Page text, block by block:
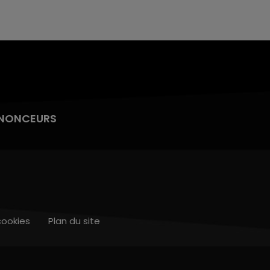
Plan du site